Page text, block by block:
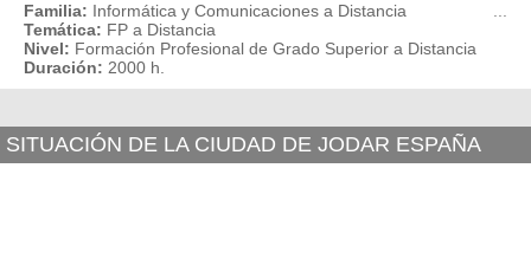
Familia: Informática y Comunicaciones a Distancia
Temática: FP a Distancia
Nivel: Formación Profesional de Grado Superior a Distancia
Duración: 2000 h.
SITUACIÓN DE LA CIUDAD DE JODAR ESPAÑA